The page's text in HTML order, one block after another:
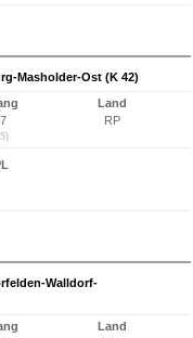
Masholder-Ost (K 42)
Land
RP
Walldorf-
Land